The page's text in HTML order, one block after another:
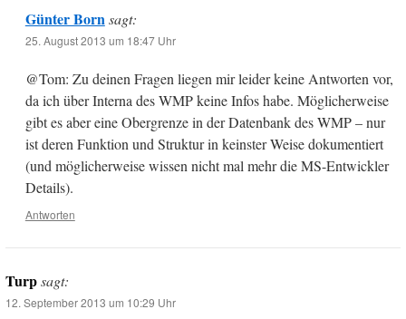
Günter Born sagt:
25. August 2013 um 18:47 Uhr
@Tom: Zu deinen Fragen liegen mir leider keine Antworten vor,
da ich über Interna des WMP keine Infos habe. Möglicherweise
gibt es aber eine Obergrenze in der Datenbank des WMP – nur
ist deren Funktion und Struktur in keinster Weise dokumentiert
(und möglicherweise wissen nicht mal mehr die MS-Entwickler
Details).
Antworten
Turpsagt:
12. September 2013 um 10:29 Uhr